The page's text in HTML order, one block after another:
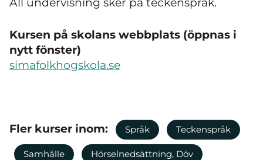
Kursen på skolans webbplats (öppnas i
nytt fönster)
simafolkhogskola.se
Fler kurser inom: Språk Teckenspråk
Samhälle Hörselnedsättning, Döv